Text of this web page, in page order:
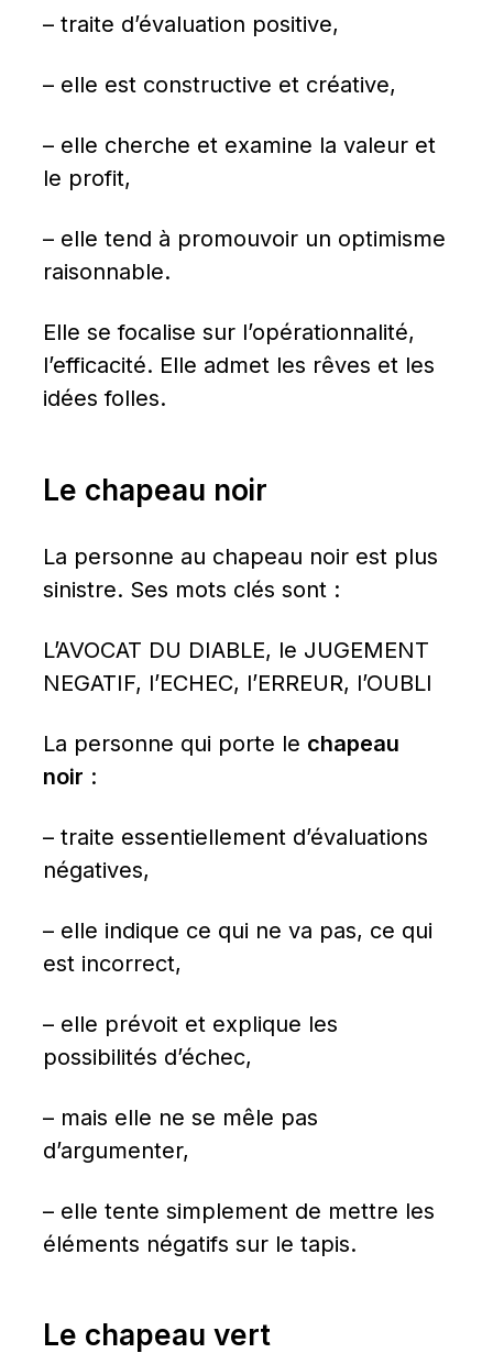
– traite d’évaluation positive,
– elle est constructive et créative,
– elle cherche et examine la valeur et
le profit,
– elle tend à promouvoir un optimisme
raisonnable.
Elle se focalise sur l’opérationnalité,
l’efficacité. Elle admet les rêves et les
idées folles.
Le chapeau noir
La personne au chapeau noir est plus
sinistre. Ses mots clés sont :
L’AVOCAT DU DIABLE, le JUGEMENT
NEGATIF, l’ECHEC, l’ERREUR, l’OUBLI
La personne qui porte le chapeau
noir :
– traite essentiellement d’évaluations
négatives,
– elle indique ce qui ne va pas, ce qui
est incorrect,
– elle prévoit et explique les
possibilités d’échec,
– mais elle ne se mêle pas
d’argumenter,
– elle tente simplement de mettre les
éléments négatifs sur le tapis.
Le chapeau vert